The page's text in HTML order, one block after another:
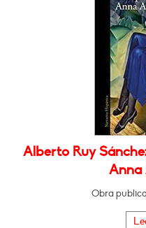
Alberto Ruy
Anna
Obra